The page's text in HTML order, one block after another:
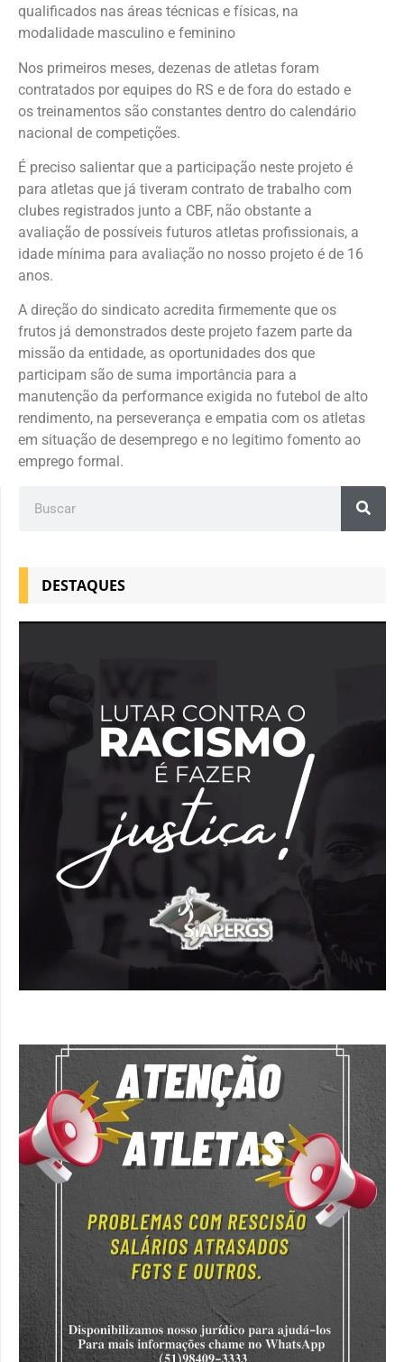
qualificados nas áreas técnicas e físicas, na
modalidade masculino e feminino
Nos primeiros meses, dezenas de atletas foram
contratados por equipes do RS e de fora do estado e
os treinamentos são constantes dentro do calendário
nacional de competições.
É preciso salientar que a participação neste projeto é
para atletas que já tiveram contrato de trabalho com
clubes registrados junto a CBF, não obstante a
avaliação de possíveis futuros atletas profissionais, a
idade mínima para avaliação no nosso projeto é de 16
anos.
A direção do sindicato acredita firmemente que os
frutos já demonstrados deste projeto fazem parte da
missão da entidade, as oportunidades dos que
participam são de suma importância para a
manutenção da performance exigida no futebol de alto
rendimento, na perseverança e empatia com os atletas
em situação de desemprego e no legitimo fomento ao
emprego formal.
DESTAQUES